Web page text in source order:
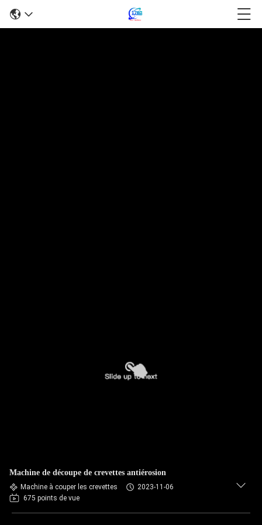
Machine de découpe de crevettes antiérosion
Machine à couper les crevettes
2023-11-06
675 points de vue